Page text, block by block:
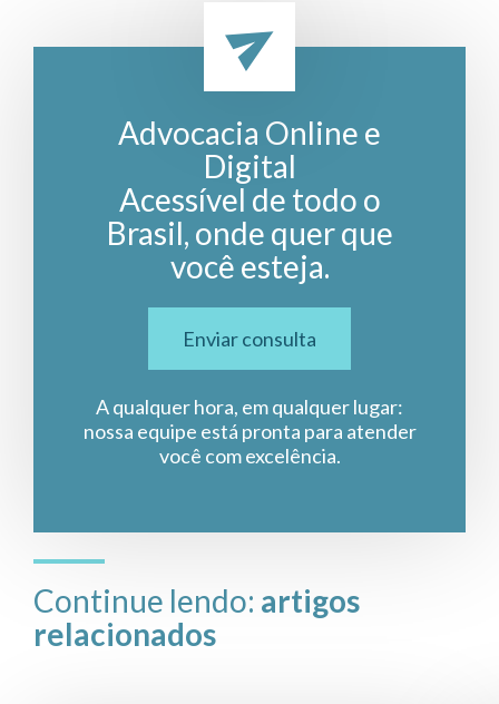
Advocacia Online e
Digital
Acessível de todo o
Brasil, onde quer que
você esteja.
Enviar consulta
A qualquer hora, em qualquer lugar:
nossa equipe está pronta para atender
você com excelência.
Continue lendo: artigos
relacionados